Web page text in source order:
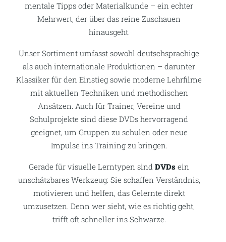
mentale Tipps oder Materialkunde – ein echter
Mehrwert, der über das reine Zuschauen
hinausgeht.
Unser Sortiment umfasst sowohl deutschsprachige
als auch internationale Produktionen – darunter
Klassiker für den Einstieg sowie moderne Lehrfilme
mit aktuellen Techniken und methodischen
Ansätzen. Auch für Trainer, Vereine und
Schulprojekte sind diese DVDs hervorragend
geeignet, um Gruppen zu schulen oder neue
Impulse ins Training zu bringen.
Gerade für visuelle Lerntypen sind DVDs ein
unschätzbares Werkzeug: Sie schaffen Verständnis,
motivieren und helfen, das Gelernte direkt
umzusetzen. Denn wer sieht, wie es richtig geht,
trifft oft schneller ins Schwarze.